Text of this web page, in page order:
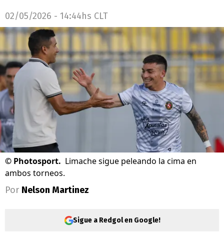
02/05/2026 - 14:44hs CLT
© Photosport. Limache sigue peleando la cima en
ambos torneos.
Por Nelson Martinez
Sigue a Redgol en Google!